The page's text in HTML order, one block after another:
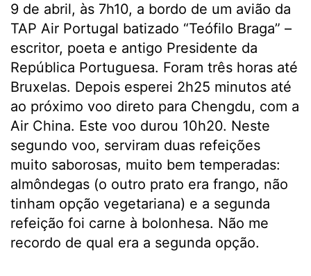
9 de abril, às 7h10, a bordo de um avião da
TAP Air Portugal batizado “Teófilo Braga” –
escritor, poeta e antigo Presidente da
República Portuguesa. Foram três horas até
Bruxelas. Depois esperei 2h25 minutos até
ao próximo voo direto para Chengdu, com a
Air China. Este voo durou 10h20. Neste
segundo voo, serviram duas refeições
muito saborosas, muito bem temperadas:
almôndegas (o outro prato era frango, não
tinham opção vegetariana) e a segunda
refeição foi carne à bolonhesa. Não me
recordo de qual era a segunda opção.